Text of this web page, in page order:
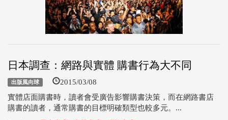
日本調查：網路與實體 購書行為大不同
出版風向球 2015/03/08
實體店面購書時，讀者會受廣告影響購書決策，而在網路書店
購書的讀者，通常購書的目標明確類型也較多元。...